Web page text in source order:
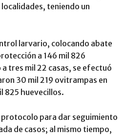
teniendo un
larvario, colocando abate
a 146 mil 826
tres mil 22 casas, se efectuó
30 mil 219 ovitrampas en
825 huevecillos.
protocolo para dar seguimiento
de casos; al mismo tiempo,